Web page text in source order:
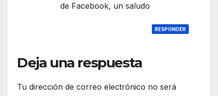
de Facebook, un saludo
RESPONDER
Deja una respuesta
Tu dirección de correo electrónico no será